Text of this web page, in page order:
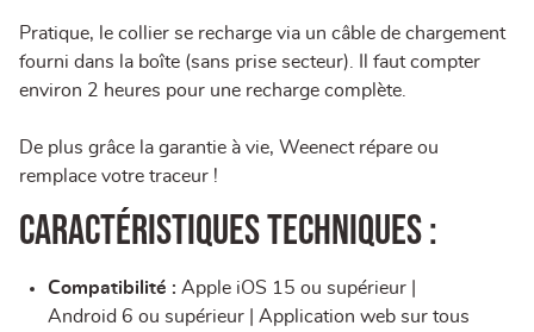
Pratique, le collier se recharge via un câble de chargement
fourni dans la boîte (sans prise secteur). Il faut compter
environ 2 heures pour une recharge complète.
De plus grâce la garantie à vie, Weenect répare ou
remplace votre traceur !
Caractéristiques techniques :
Compatibilité : Apple iOS 15 ou supérieur |
Android 6 ou supérieur | Application web sur tous